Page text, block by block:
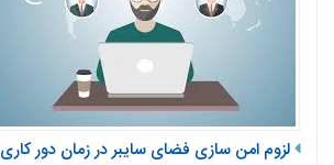
لزوم امن سازی فضای سایبر در زمان دور کاری